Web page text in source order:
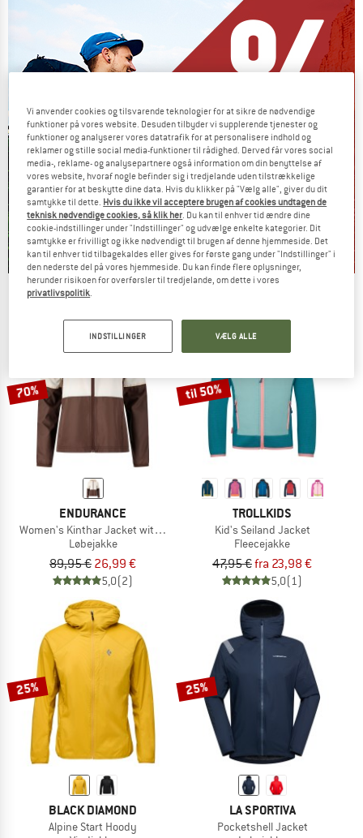
Our summer sale enters its next
NOW UP TO 50% OFF
TO THE SALE
70%
ENDURANCE
Women's Kinthar Jacket with Hood
Løbejakke
89,95 € 26,99 €
5,0(2)
til 50%
TROLLKIDS
Kid's Seiland Jacket
Fleecejakke
47,95 €fra 23,98 €
5,0(1)
25%
BLACK DIAMOND
Alpine Start Hoody
25%
LA SPORTIVA
Pocketshell Jacket
Vi anvender cookies og tilsvarende teknologier for at sikre de nødvendige
funktioner på vores website. Desuden tilbyder vi supplerende tjenester og
funktioner og analyserer vores datatrafik for at personalisere indhold og
reklamer og stille social media-funktioner til rådighed. Derved får vores social
media-, reklame- og analysepartnere også information om din benyttelse af
vores website, hvoraf nogle befinder sig i tredjelande uden tilstrækkelige
garantier for at beskytte dine data. Hvis du klikker på "Vælg alle", giver du dit
samtykke til dette. Hvis du ikke vil acceptere brugen af cookies undtagen de
teknisk nødvendige cookies, så klik her. Du kan til enhver tid ændre dine
cookie-indstillinger under "Indstillinger" og udvælge enkelte kategorier. Dit
samtykke er frivilligt og ikke nødvendigt til brugen af denne hjemmeside. Det
kan til enhver tid tilbagekaldes eller gives for første gang under "Indstillinger" i
den nederste del på vores hjemmeside. Du kan finde flere oplysninger,
herunder risikoen for overførsler til tredjelande, om dette i vores
privatlivspolitik.
INDSTILLINGER VÆLG ALLE